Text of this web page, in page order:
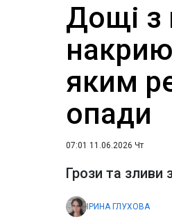
Дощі з
яким
опади
07:01 11.06.2026 Чт
Грози та зливи
ІРИНА ГЛУХОВА